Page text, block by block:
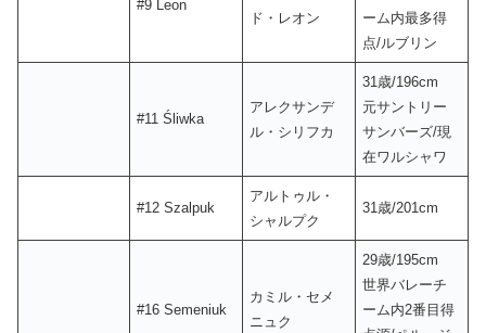
#9 Leon
ド・レオン
ーム内最多得
点/ルブリン
#11 Śliwka
アレクサンデ
ル・シリフカ
31歳/196cm
元サントリー
サンバーズ/現
在ワルシャワ
#12 Szalpuk
アルトゥル・
シャルプク
31歳/201cm
#16 Semeniuk
カミル・セメ
ニュク
29歳/195cm
世界バレーチ
ーム内2番目得